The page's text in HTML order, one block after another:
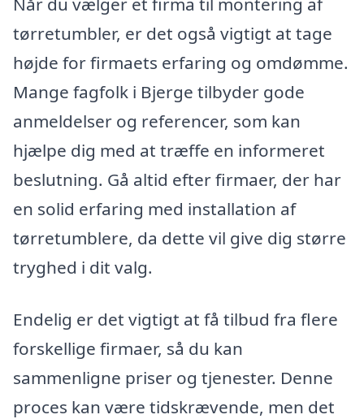
tørretumbler, er det også vigtigt at tage
højde for firmaets erfaring og omdømme.
Mange fagfolk i Bjerge tilbyder gode
anmeldelser og referencer, som kan
hjælpe dig med at træffe en informeret
beslutning. Gå altid efter firmaer, der har
en solid erfaring med installation af
tørretumblere, da dette vil give dig større
tryghed i dit valg.
Endelig er det vigtigt at få tilbud fra flere
forskellige firmaer, så du kan
sammenligne priser og tjenester. Denne
proces kan være tidskrævende, men det